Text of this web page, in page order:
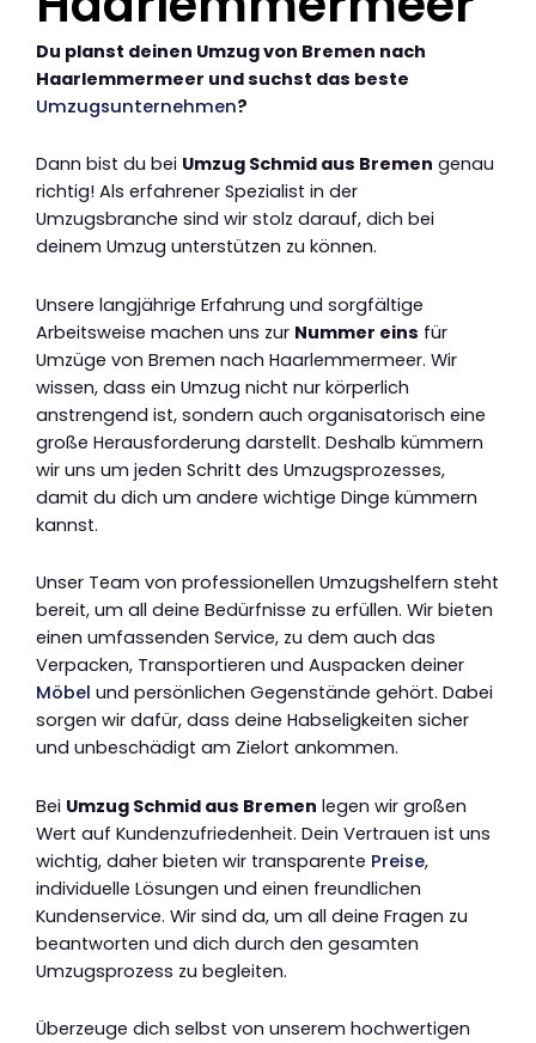
Du planst deinen Umzug von Bremen nach
Haarlemmermeer und suchst das beste
Umzugsunternehmen?
Dann bist du bei Umzug Schmid aus Bremen genau
richtig! Als erfahrener Spezialist in der
Umzugsbranche sind wir stolz darauf, dich bei
deinem Umzug unterstützen zu können.
Unsere langjährige Erfahrung und sorgfältige
Arbeitsweise machen uns zur Nummer eins für
Umzüge von Bremen nach Haarlemmermeer. Wir
wissen, dass ein Umzug nicht nur körperlich
anstrengend ist, sondern auch organisatorisch eine
große Herausforderung darstellt. Deshalb kümmern
wir uns um jeden Schritt des Umzugsprozesses,
damit du dich um andere wichtige Dinge kümmern
kannst.
Unser Team von professionellen Umzugshelfern steht
bereit, um all deine Bedürfnisse zu erfüllen. Wir bieten
einen umfassenden Service, zu dem auch das
Verpacken, Transportieren und Auspacken deiner
Möbel und persönlichen Gegenstände gehört. Dabei
sorgen wir dafür, dass deine Habseligkeiten sicher
und unbeschädigt am Zielort ankommen.
Bei Umzug Schmid aus Bremen legen wir großen
Wert auf Kundenzufriedenheit. Dein Vertrauen ist uns
wichtig, daher bieten wir transparente Preise,
individuelle Lösungen und einen freundlichen
Kundenservice. Wir sind da, um all deine Fragen zu
beantworten und dich durch den gesamten
Umzugsprozess zu begleiten.
Überzeuge dich selbst von unserem hochwertigen